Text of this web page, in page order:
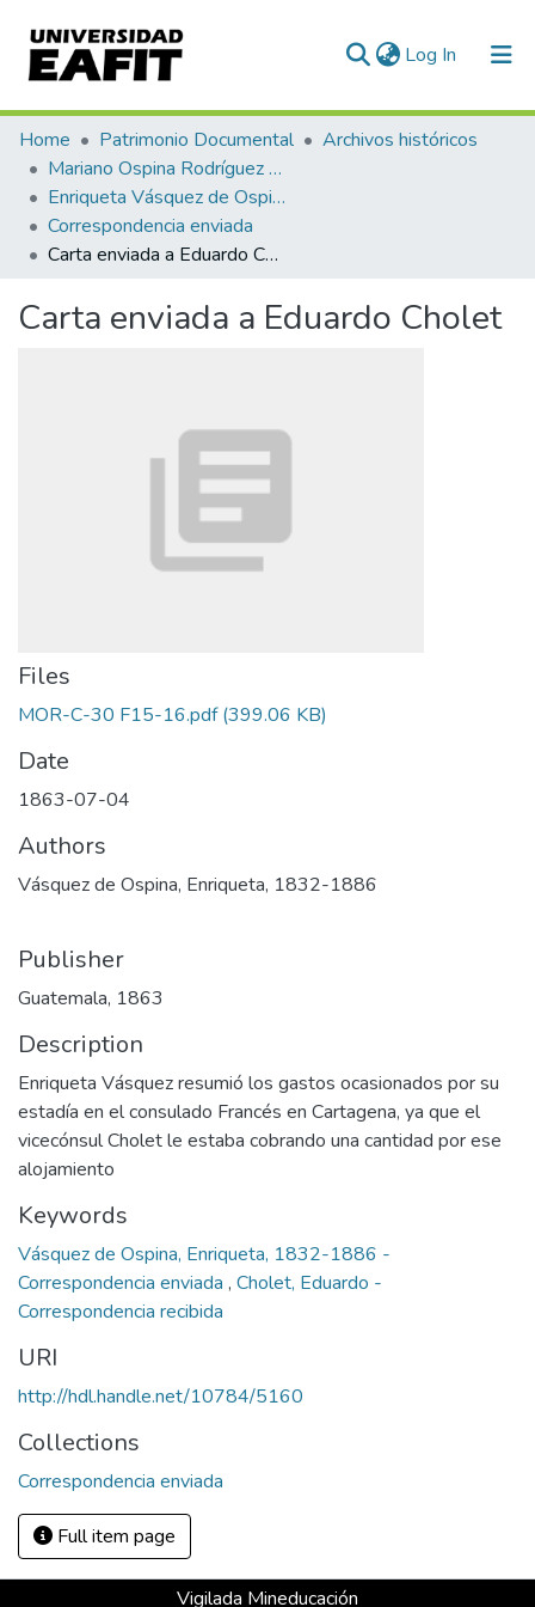
Log In (current)
Communities & Collections
All of DSpace
Statistics
Home Patrimonio Documental
Archivos históricos
Mariano Ospina Rodríguez (1826 -1912)
Enriqueta Vásquez de Ospina
Correspondencia enviada
Carta enviada a Eduardo Cholet
Carta enviada a Eduardo Cholet
Files
MOR-C-30 F15-16.pdf(399.06 KB)
Date
1863-07-04
Authors
Vásquez de Ospina, Enriqueta, 1832-1886
Publisher
Guatemala, 1863
Description
Enriqueta Vásquez resumió los gastos ocasionados por su
estadía en el consulado Francés en Cartagena, ya que el
vicecónsul Cholet le estaba cobrando una cantidad por ese
alojamiento
Keywords
Vásquez de Ospina, Enriqueta, 1832-1886 -
Correspondencia enviada , Cholet, Eduardo -
Correspondencia recibida
URI
http://hdl.handle.net/10784/5160
Collections
Correspondencia enviada
Full item page
Vigilada Mineducación